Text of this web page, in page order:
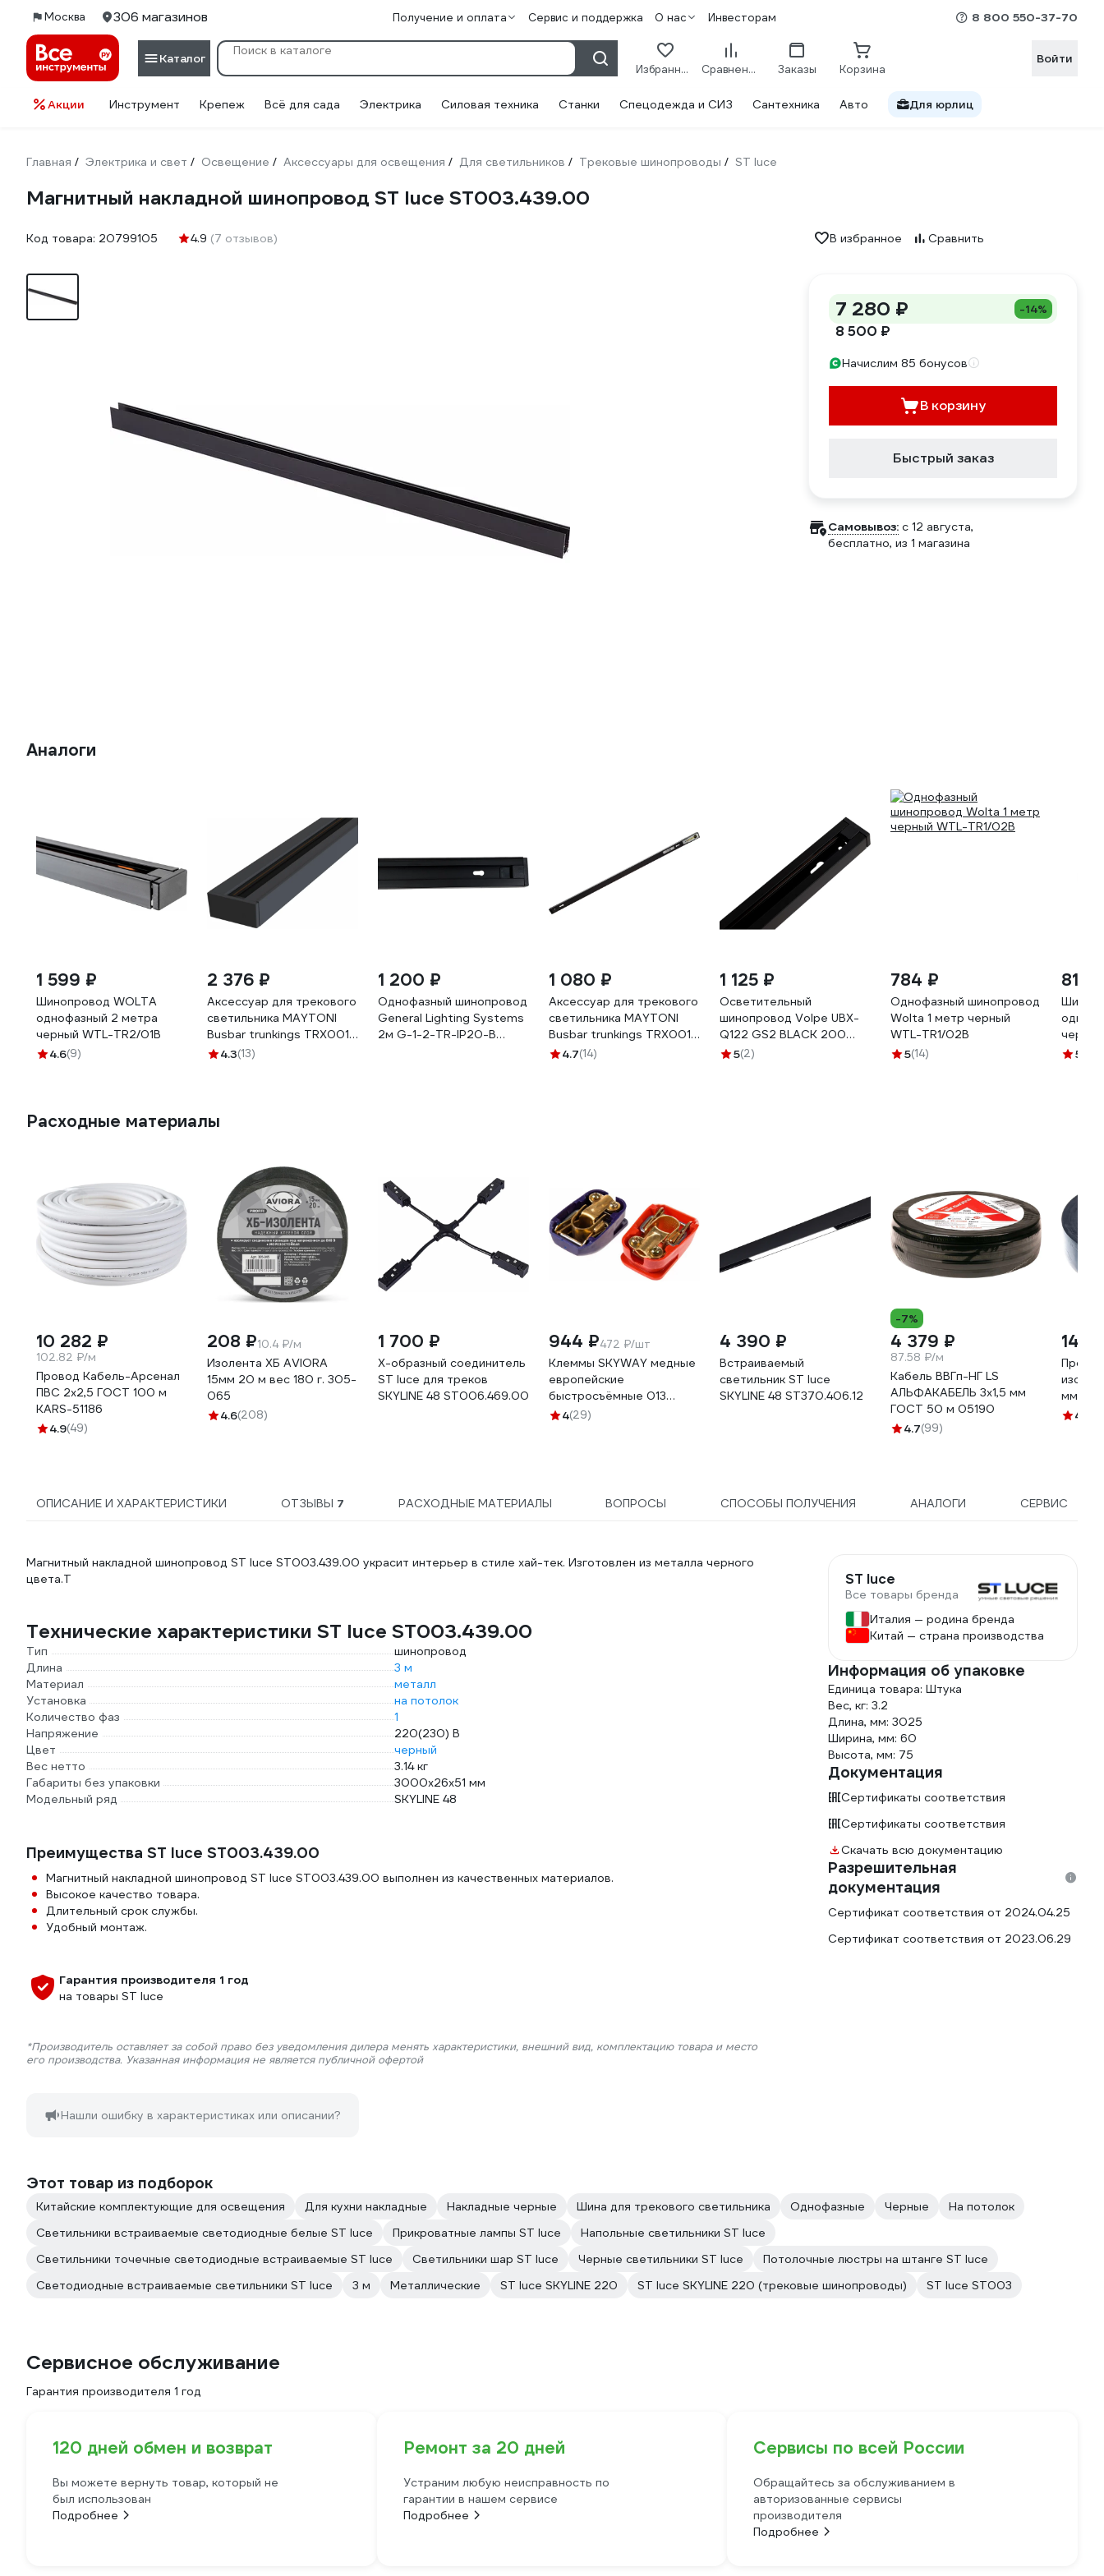
Москва 306 магазинов Получение и оплата Сервис и поддержка О нас Инвесторам 8 800 550-37-70
Каталог
Избранное Сравнение Заказы Корзина
Войти
Акции Инструмент Крепеж Всё для сада Электрика Силовая техника Станки Спецодежда и СИЗ Сантехника Авто Для юрлиц
Главная / Электрика и свет / Освещение / Аксессуары для освещения / Для светильников / Трековые шинопроводы / ST luce
Магнитный накладной шинопровод ST luce ST003.439.00
Код товара: 20799105 4.9 (7 отзывов) В избранное Сравнить
7 280 ₽ -14%
8 500 ₽
Начислим 85 бонусов
В корзину
Быстрый заказ
Самовывоз: c 12 августа,
бесплатно, из 1 магазина
Аналоги
1 599 ₽
Шинопровод WOLTA
однофазный 2 метра
черный WTL-TR2/01B
4.6(9)
2 376 ₽
Аксессуар для трекового
светильника MAYTONI
Busbar trunkings TRX001-
112B4.3(13)
1 200 ₽
Однофазный шинопровод
General Lighting Systems
2м G-1-2-TR-IP20-B
1 080 ₽
Аксессуар для трекового
светильника MAYTONI
Busbar trunkings TRX001-
111B4.7(14)
1 125 ₽
Осветительный
шинопровод Volpe UBX-
Q122 GS2 BLACK 200
SET01 2м UL-00006044
5(2)
784 ₽
Однофазный шинопровод
Wolta 1 метр черный
WTL-TR1/02B
5(14)
815 ₽
5
Расходные материалы
10 282 ₽
102.82 ₽/м
Провод Кабель-Арсенал
ПВС 2х2,5 ГОСТ 100 м
KARS-51186
4.9(49)
208 ₽10.4 ₽/м
Изолента ХБ AVIORA
15мм 20 м вес 180 г. 305-
065
4.6(208)
1 700 ₽
X-образный соединитель
ST luce для треков
SKYLINE 48 ST006.469.00
944 ₽472 ₽/шт
Клеммы SKYWAY медные
европейские
быстросъёмные 013
S06701013
4(29)
4 390 ₽
Встраиваемый
светильник ST luce
SKYLINE 48 ST370.406.12
-7%
4 379 ₽
87.58 ₽/м
Кабель ВВГп-НГ LS
АЛЬФАКАБЕЛЬ 3х1,5 мм
ГОСТ 50 м 05190
4.7(99)
144
мм, 20
0304.7
ОПИСАНИЕ И ХАРАКТЕРИСТИКИ ОТЗЫВЫ 7 РАСХОДНЫЕ МАТЕРИАЛЫ ВОПРОСЫ СПОСОБЫ ПОЛУЧЕНИЯ АНАЛОГИ СЕРВИС
Магнитный накладной шинопровод ST luce ST003.439.00 украсит интерьер в стиле хай-тек. Изготовлен из металла черного
цвета.Т
Технические характеристики ST luce ST003.439.00
Тип
шинопровод
Длина
3 м
Материал
металл
Установка
на потолок
Количество фаз
1
Напряжение
220(230) В
Цвет
черный
Вес нетто
3.14 кг
Габариты без упаковки
3000х26х51 мм
Модельный ряд
SKYLINE 48
Преимущества ST luce ST003.439.00
Магнитный накладной шинопровод ST luce ST003.439.00 выполнен из качественных материалов.
Высокое качество товара.
Длительный срок службы.
Удобный монтаж.
Гарантия производителя 1 год
на товары ST luce
*Производитель оставляет за собой право без уведомления дилера менять характеристики, внешний вид, комплектацию товара и место
его производства. Указанная информация не является публичной офертой
Нашли ошибку в характеристиках или описании?
ST luce
Все товары бренда
Италия — родина бренда
Китай — страна производства
Информация об упаковке
Единица товара: Штука
Вес, кг: 3.2
Длина, мм: 3025
Ширина, мм: 60
Высота, мм: 75
Документация
Сертификаты соответствия
Сертификаты соответствия
Скачать всю документацию
Разрешительная
документация
Сертификат соответствия от 2024.04.25
Сертификат соответствия от 2023.06.29
Этот товар из подборок
Китайские комплектующие для освещения Для кухни накладные Накладные черные Шина для трекового светильника Однофазные Черные
На потолок
Светильники встраиваемые светодиодные белые ST luce
Прикроватные лампы ST luce
Напольные светильники ST luce
Светильники точечные светодиодные встраиваемые ST luce
Светильники шар ST luce Черные светильники ST luce
Потолочные люстры на штанге ST luce
Светодиодные встраиваемые светильники ST luce
3 м Металлические ST luce SKYLINE 220 ST luce SKYLINE 220 (трековые шинопроводы) ST luce ST003
Сервисное обслуживание
Гарантия производителя 1 год
120 дней обмен и возврат
Вы можете вернуть товар, который не
был использован
Подробнее
Ремонт за 20 дней
Устраним любую неисправность по
гарантии в нашем сервисе
Подробнее
Сервисы по всей России
Обращайтесь за обслуживанием в
авторизованные сервисы
производителя
Подробнее